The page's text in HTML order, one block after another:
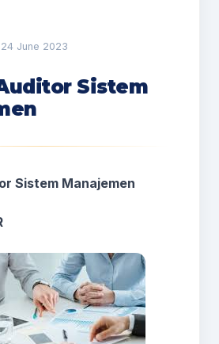
24 June 2023
Sistem
Sistem Manajemen